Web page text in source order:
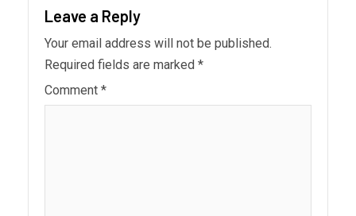
Leave a Reply
Your email address will not be published.
Required fields are marked *
Comment *